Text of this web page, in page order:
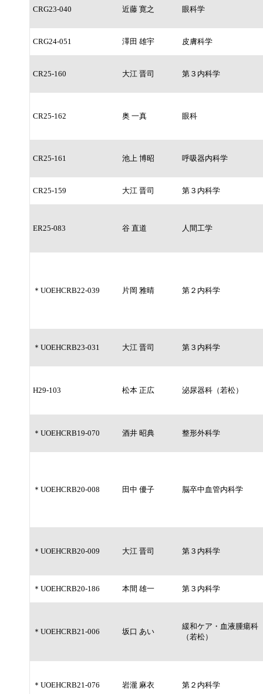
CRG23-040 近藤 寛之 眼科学
CRG24-051 澤田 雄宇 皮膚科学
CR25-160 大江 晋司 第３内科学
CR25-162 奥 一真 眼科
CR25-161 池上 博昭 呼吸器内科学
CR25-159 大江 晋司 第３内科学
ER25-083 谷 直道 人間工学
＊UOEHCRB22-039 片岡 雅晴 第２内科学
＊UOEHCRB23-031 大江 晋司 第３内科学
H29-103 松本 正広 泌尿器科（若松）
＊UOEHCRB19-070 酒井 昭典 整形外科学
＊UOEHCRB20-008 田中 優子 脳卒中血管内科学
＊UOEHCRB20-009 大江 晋司 第３内科学
＊UOEHCRB20-186 本間 雄一 第３内科学
＊UOEHCRB21-006 坂口 あい
緩和ケア・血液腫瘍科
（若松）
＊UOEHCRB21-076 岩瀧 麻衣 第２内科学